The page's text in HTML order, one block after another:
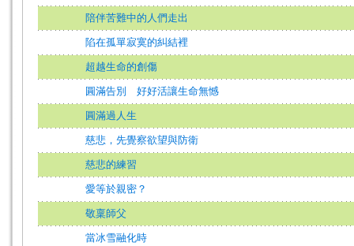
陪伴苦難中的人們走出
陷在孤單寂寞的糾結裡
超越生命的創傷
圓滿告別 好好活讓生命無憾
圓滿過人生
慈悲，先覺察欲望與防衛
慈悲的練習
愛等於親密？
敬稟師父
當冰雪融化時